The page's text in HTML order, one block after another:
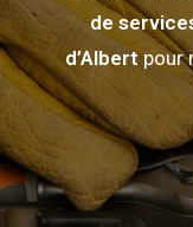
de
d’Albertpour